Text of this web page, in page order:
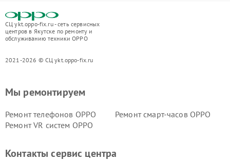
СЦ ykt.oppo-fix.ru - сеть сервисных
центров в Якутске по ремонту и
обслуживанию техники OPPO
2021-2026 © СЦ ykt.oppo-fix.ru
Мы ремонтируем
Ремонт телефонов OPPO
Ремонт смарт-часов OPPO
Ремонт VR систем OPPO
Контакты сервис центра